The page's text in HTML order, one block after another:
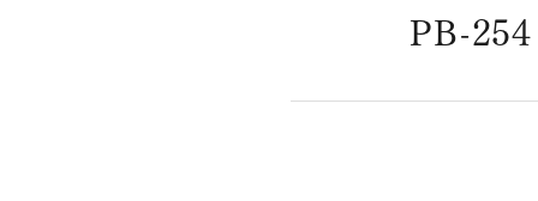
PB-254